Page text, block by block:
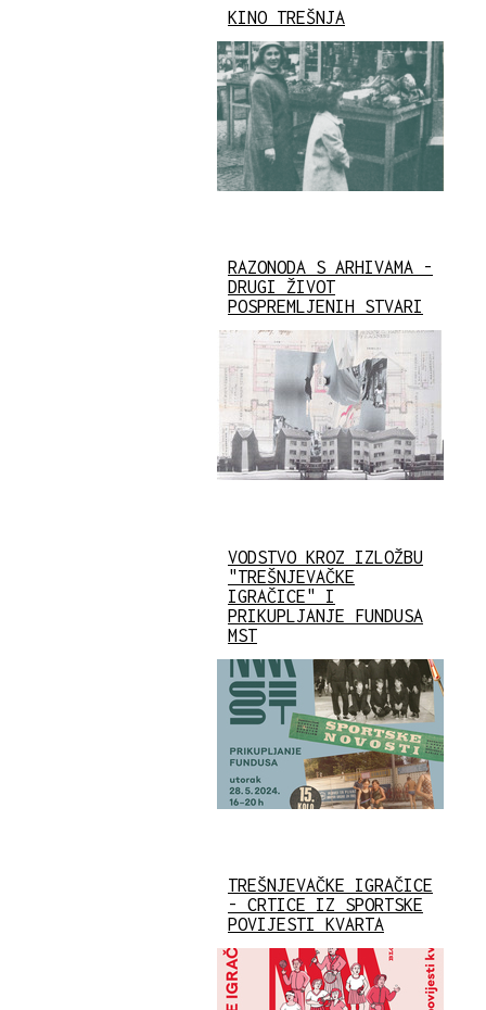
KINO TREŠNJA
RAZONODA S ARHIVAMA -
DRUGI ŽIVOT
POSPREMLJENIH STVARI
VODSTVO KROZ IZLOŽBU
"TREŠNJEVAČKE
IGRAČICE" I
PRIKUPLJANJE FUNDUSA
MST
TREŠNJEVAČKE IGRAČICE
- CRTICE IZ SPORTSKE
POVIJESTI KVARTA